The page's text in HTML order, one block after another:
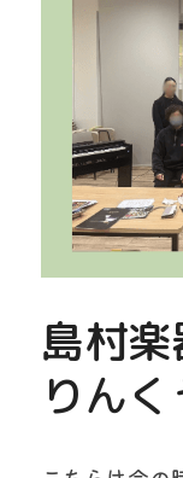
島村
りん